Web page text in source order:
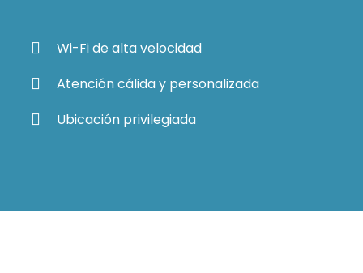
Wi-Fi de alta velocidad
Atención cálida y personalizada
Ubicación privilegiada